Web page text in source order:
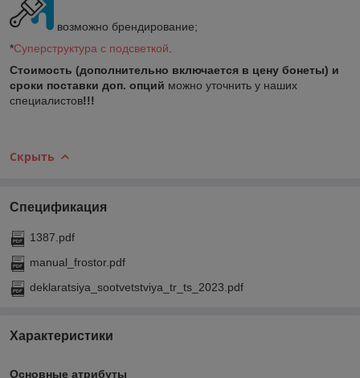
возможно брендирование;
*Суперструктура с подсветкой
Стоимость (дополнительно включается в цену бонеты) и
сроки поставки доп. опций можно уточнить у наших
специалистов!!!
Скрыть
Спецификация
1387.pdf
manual_frostor.pdf
deklaratsiya_sootvetstviya_tr_ts_2023.pdf
Характеристики
Основные атрибуты